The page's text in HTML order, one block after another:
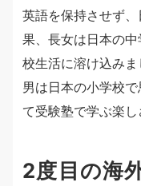
英語を保持させず
果、長女は日本の
校生活に溶け込み
男は日本の小学校
て受験塾で学ぶ楽
2度目の海